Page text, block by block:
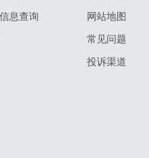
息查询 网站地图
常见问题
投诉渠道